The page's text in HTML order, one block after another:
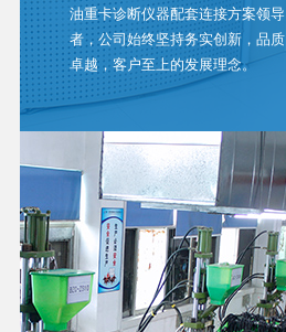
油重卡诊断仪器配套连接方案领导
者，公司始终坚持务实创新，品质
卓越，客户至上的发展理念。